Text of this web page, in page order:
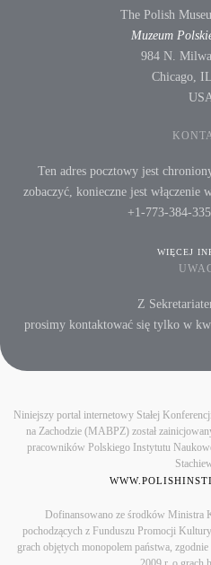
The Polish
Muzeum
984 N.
Chicago,
Ten adres pocztowy jest
zobaczyć, konieczne jest włączenie
+1-773-384-
WIĘCEJ
Z
prosimy kontaktować się tylko w
Niniejszy portal internetowy Stałej
na Zachodzie (MABPZ) został
pracowników Polskiego Instytutu
Dofinansowano ze środków Ministra
pochodzących z Funduszu Promocji
grach objętych monopolem państwa,